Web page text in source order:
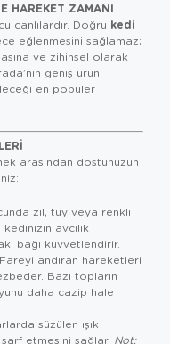
HAREKET ZAMANI
canlılardır. Doğru kedi
eğlenmesini sağlamaz;
ve zihinsel olarak
geniş ürün
en popüler
arasından dostunuzun
zil, tüy veya renkli
avcılık
bağı kuvvetlendirir.
Fareyi andıran hareketleri
Bazı topların
daha cazip hale
süzülen ışık
etmesini sağlar. Not: